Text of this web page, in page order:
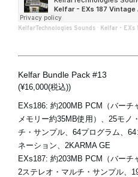
KelfarTechnologies Sounds · Kelfar - EXs
Kelfar Bundle Pack #13
(¥16,000(税込))
EXs186: 約200MB PCM（バーチ
メモリー約35MB使用）、25モノ
チ・サンプル、64プログラム、
ネーション、2KARMA GE
EXs187: 約203MB PCM（バーチ
2ステレオ・マルチ・サンプル、